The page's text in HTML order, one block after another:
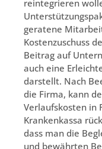
reintegrieren
geratene
Kostenzuschuss
Beitrag auf
auch eine
darstellt. Nach
die Firma, kann
Verlaufskosten in
Krankenkassa
dass man die
und bewährten